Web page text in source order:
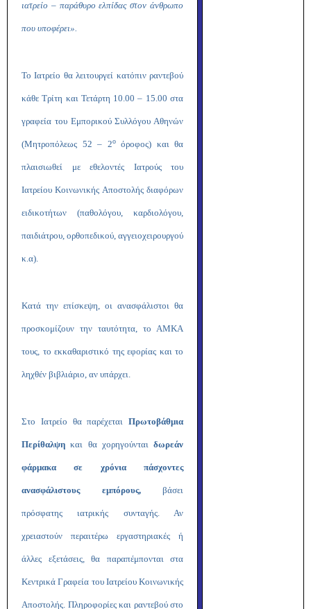
ιατρείο – παράθυρο ελπίδας στον άνθρωπο
που υποφέρει».
Το Ιατρείο θα λειτουργεί κατόπιν ραντεβού
κάθε Τρίτη και Τετάρτη 10.00 – 15.00 στα
γραφεία του Εμπορικού Συλλόγου Αθηνών
(Μητροπόλεως 52 – 2οόροφος) και θα
πλαισιωθεί με εθελοντές Ιατρούς του
Ιατρείου Κοινωνικής Αποστολής διαφόρων
ειδικοτήτων (παθολόγου, καρδιολόγου,
παιδιάτρου, ορθοπεδικού, αγγειοχειρουργού
κ.α).
Κατά την επίσκεψη, οι ανασφάλιστοι θα
προσκομίζουν την ταυτότητα, το ΑΜΚΑ
τους, το εκκαθαριστικό της εφορίας και το
ληχθέν βιβλιάριο, αν υπάρχει.
Στο Ιατρείο θα παρέχεται Πρωτοβάθμια
Περίθαλψη και θα χορηγούνται δωρεάν
φάρμακα σε χρόνια πάσχοντες
ανασφάλιστους εμπόρους,βάσει
πρόσφατης ιατρικής συνταγής. Αν
χρειαστούν περαιτέρω εργαστηριακές ή
άλλες εξετάσεις, θα παραπέμπονται στα
Κεντρικά Γραφεία του Ιατρείου Κοινωνικής
Αποστολής. Πληροφορίες και ραντεβού στο